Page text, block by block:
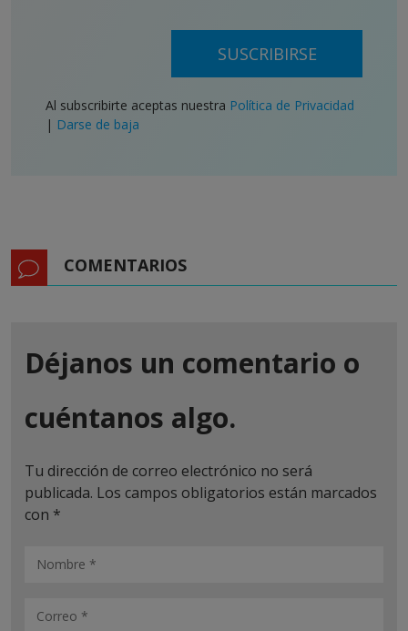
SUSCRIBIRSE
Al subscribirte aceptas nuestra Política de Privacidad
| Darse de baja
COMENTARIOS
Déjanos un comentario o
cuéntanos algo.
Tu dirección de correo electrónico no será
publicada. Los campos obligatorios están marcados
con *